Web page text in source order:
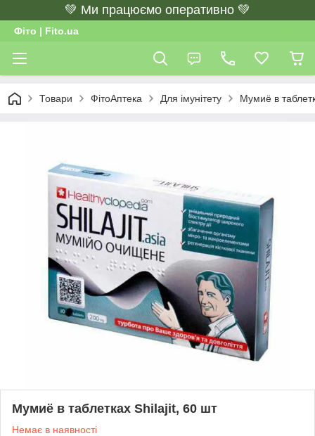
💚 Ми працюємо оперативно 💚
Фіто | Fito.ua
Товари ФітоАптека Для імунітету Мумиё в
Мумиё в таблетках Shilajit, 60 шт
Немає в наявності